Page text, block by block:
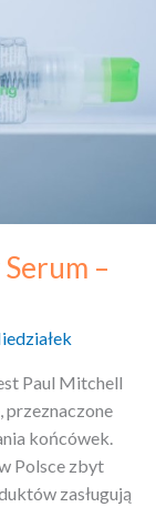
–
Paul Mitchell
przeznaczone
końcówek.
Polsce zbyt
zasługują